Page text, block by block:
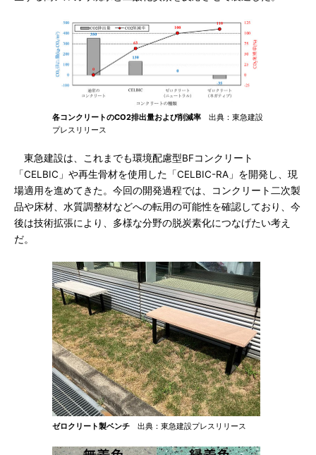
各コンクリートのCO2排出量および削減率 出典：東急建設
プレスリリース
東急建設は、これまでも環境配慮型BFコンクリート
「CELBIC」や再生骨材を使用した「CELBIC-RA」を開発し、現
場適用を進めてきた。今回の開発過程では、コンクリート二次製
品や床材、水質調整材などへの転用の可能性を確認しており、今
後は技術拡張により、多様な分野の脱炭素化につなげたい考え
だ。
ゼロクリート製ベンチ 出典：東急建設プレスリリース